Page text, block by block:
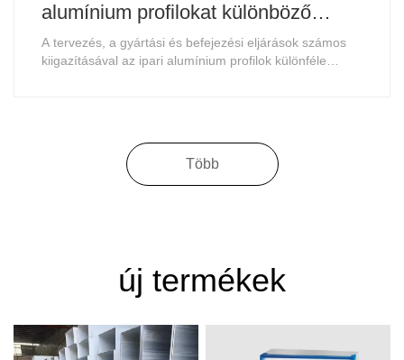
alumínium profilokat különböző
alkalmazásokhoz?
A tervezés, a gyártási és befejezési eljárások számos
kiigazításával az ipari alumínium profilok különféle
Több
új termékek